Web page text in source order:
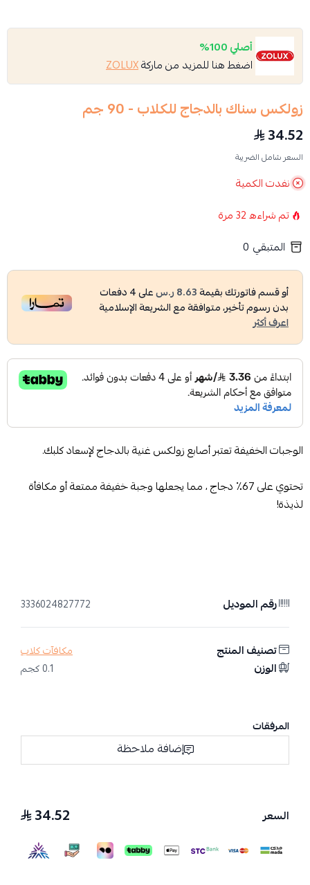
أصلي 100%
اضغط هنا للمزيد من ماركةZOLUX
زولكس سناك بالدجاج للكلاب - 90 جم
34.52
السعر شامل الضريبة
نفدت الكمية
تم شراءه32مرة
المتبقي 0
أو قسم فاتورتك بقيمة8.63 ر.س على4دفعات
بدون رسوم تأخير، متوافقة مع الشريعة الإسلامية
اعرف أكثر
الوجبات الخفيفة تعتبر أصابع زولكس غنية بالدجاج لإسعاد كلبك.
تحتوي على 67٪ دجاج ، مما يجعلها وجبة خفيفة ممتعة أو مكافأة
لذيذة!
رقم الموديل 3336024827772
تصنيف المنتج مكافآت كلاب
الوزن 0.1 كجم
المرفقات
إضافة ملاحظة
السعر 34.52